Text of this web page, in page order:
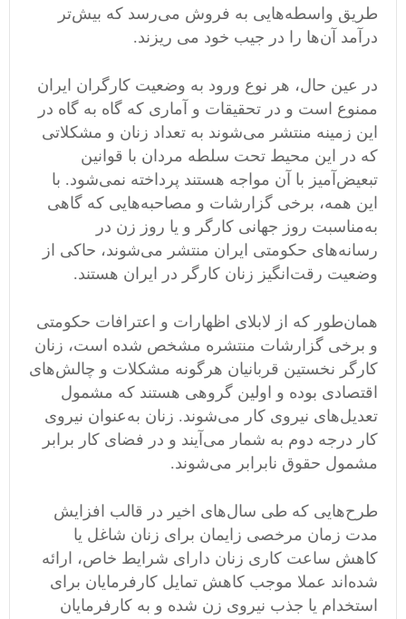
طریق واسطه‌هایی به فروش می‌رسد که بیش‌تر
درآمد آن‌ها را در جیب خود می ریزند.
در عین حال، هر نوع ورود به وضعیت کارگران ایران
ممنوع است و در تحقیقات و آماری که گاه به گاه در
این زمینه منتشر می‌شوند به تعداد زنان و مشکلاتی
که در این محیط تحت سلطه مردان با قوانین
تبعیض‌آمیز با آن مواجه هستند پرداخته نمی‌شود. با
این همه، برخی گزارشات و مصاحبه‌هایی که گاهی
به‌مناسبت روز جهانی کارگر و یا روز زن در
رسانه‌های حکومتی ایران منتشر می‌شوند، حاکی از
وضعیت رقت‌انگیز زنان کارگر در ایران هستند.
همان‌طور که از لابلای اظهارات و اعترافات حکومتی
و برخی گزارشات منتشره مشخص شده است، زنان
کارگر نخستین قربانیان هرگونه مشکلات و چالش‌های
اقتصادی بوده و اولین گروهی هستند که مشمول
تعدیل‌های نیروی کار می‌شوند. زنان به‌عنوان نیروی
کار درجه دوم به شمار می‌آیند و در فضای کار برابر
مشمول حقوق نابرابر می‌شوند.
طرح‌هایی که طی سال‌های اخیر در قالب افزایش
مدت زمان مرخصی زایمان برای زنان شاغل یا
کاهش ساعت کاری زنان دارای شرایط خاص، ارائه
شده‌اند عملا موجب کاهش تمایل کارفرمایان برای
استخدام یا جذب نیروی زن شده و به کارفرمایان